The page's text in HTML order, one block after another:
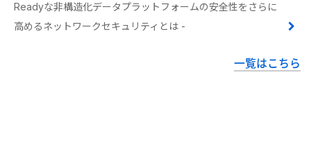
Readyな非構造化データプラットフォームの安全性をさらに
高めるネットワークセキュリティとは -
一覧はこちら